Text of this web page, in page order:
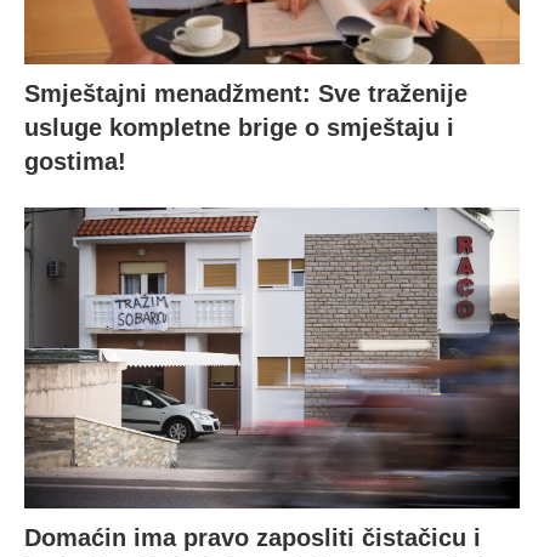
Smještajni menadžment: Sve traženije
usluge kompletne brige o smještaju i
gostima!
Domaćin ima pravo zaposliti čistačicu i